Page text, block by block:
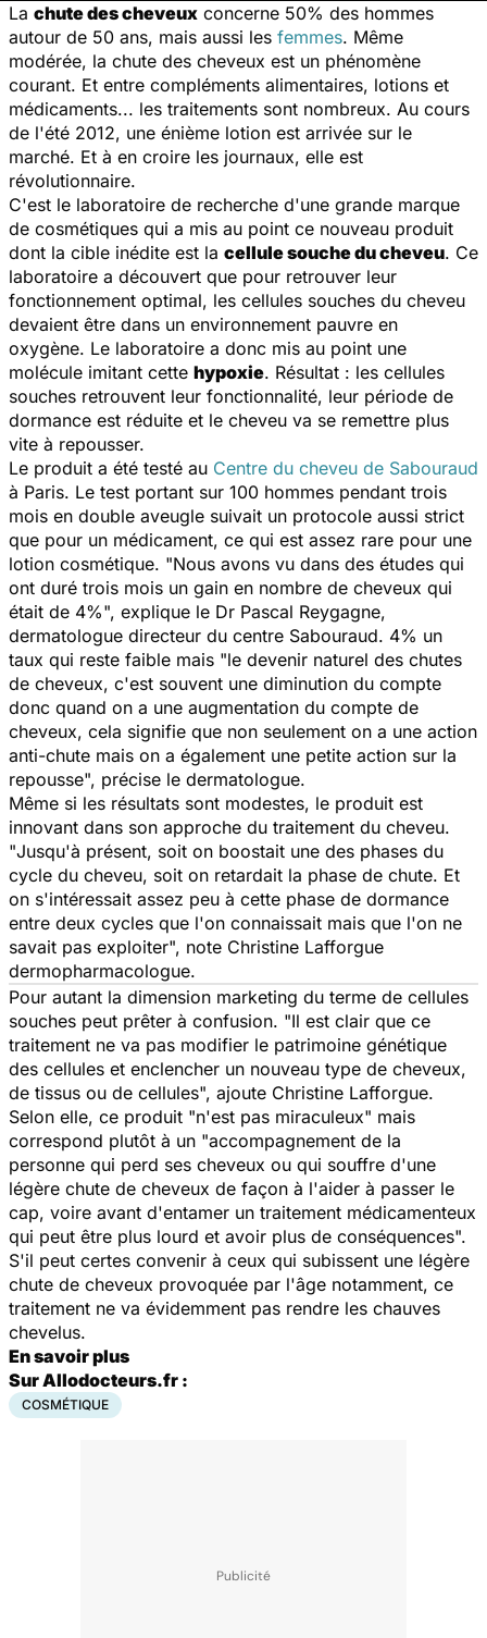
La chute des cheveux concerne 50% des hommes
autour de 50 ans, mais aussi les femmes. Même
modérée, la chute des cheveux est un phénomène
courant. Et entre compléments alimentaires, lotions et
médicaments... les traitements sont nombreux. Au cours
de l'été 2012, une énième lotion est arrivée sur le
marché. Et à en croire les journaux, elle est
révolutionnaire.
C'est le laboratoire de recherche d'une grande marque
de cosmétiques qui a mis au point ce nouveau produit
dont la cible inédite est la cellule souche du cheveu. Ce
laboratoire a découvert que pour retrouver leur
fonctionnement optimal, les cellules souches du cheveu
devaient être dans un environnement pauvre en
oxygène. Le laboratoire a donc mis au point une
molécule imitant cette hypoxie. Résultat : les cellules
souches retrouvent leur fonctionnalité, leur période de
dormance est réduite et le cheveu va se remettre plus
vite à repousser.
Le produit a été testé au Centre du cheveu de Sabouraud
à Paris. Le test portant sur 100 hommes pendant trois
mois en double aveugle suivait un protocole aussi strict
que pour un médicament, ce qui est assez rare pour une
lotion cosmétique. "Nous avons vu dans des études qui
ont duré trois mois un gain en nombre de cheveux qui
était de 4%", explique le Dr Pascal Reygagne,
dermatologue directeur du centre Sabouraud. 4% un
taux qui reste faible mais "le devenir naturel des chutes
de cheveux, c'est souvent une diminution du compte
donc quand on a une augmentation du compte de
cheveux, cela signifie que non seulement on a une action
anti-chute mais on a également une petite action sur la
repousse", précise le dermatologue.
Même si les résultats sont modestes, le produit est
innovant dans son approche du traitement du cheveu.
"Jusqu'à présent, soit on boostait une des phases du
cycle du cheveu, soit on retardait la phase de chute. Et
on s'intéressait assez peu à cette phase de dormance
entre deux cycles que l'on connaissait mais que l'on ne
savait pas exploiter", note Christine Lafforgue
dermopharmacologue.
Pour autant la dimension marketing du terme de cellules
souches peut prêter à confusion. "Il est clair que ce
traitement ne va pas modifier le patrimoine génétique
des cellules et enclencher un nouveau type de cheveux,
de tissus ou de cellules", ajoute Christine Lafforgue.
Selon elle, ce produit "n'est pas miraculeux" mais
correspond plutôt à un "accompagnement de la
personne qui perd ses cheveux ou qui souffre d'une
légère chute de cheveux de façon à l'aider à passer le
cap, voire avant d'entamer un traitement médicamenteux
qui peut être plus lourd et avoir plus de conséquences".
S'il peut certes convenir à ceux qui subissent une légère
chute de cheveux provoquée par l'âge notamment, ce
traitement ne va évidemment pas rendre les chauves
chevelus.
En savoir plus
Sur Allodocteurs.fr :
COSMÉTIQUE